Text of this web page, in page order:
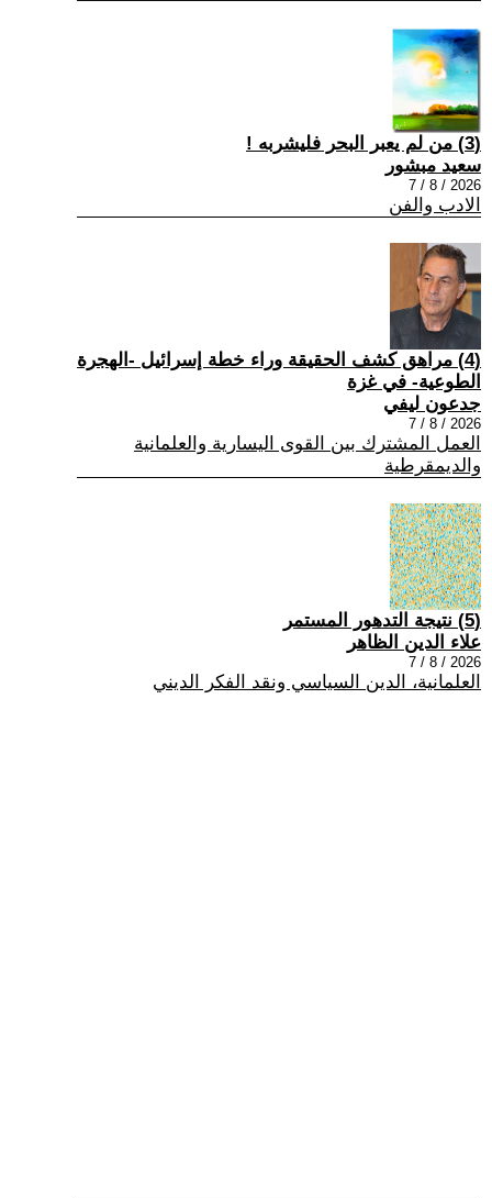
(3) من لم يعبر البحر فليشربه !
سعيد مبشور
2026 / 8 / 7
الادب والفن
(4) مراهق كشف الحقيقة وراء خطة إسرائيل -الهجرة
الطوعية- في غزة
جدعون ليفي
2026 / 8 / 7
العمل المشترك بين القوى اليسارية والعلمانية
والديمقرطية
(5) نتيجة التدهور المستمر
علاء الدين الظاهر
2026 / 8 / 7
العلمانية، الدين السياسي ونقد الفكر الديني